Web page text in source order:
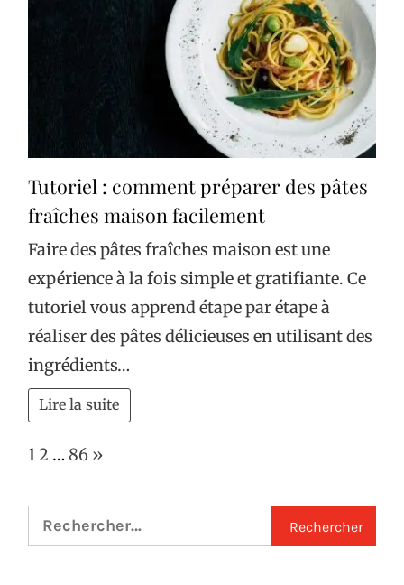
Tutoriel : comment préparer des pâtes
fraîches maison facilement
Faire des pâtes fraîches maison est une
expérience à la fois simple et gratifiante. Ce
tutoriel vous apprend étape par étape à
réaliser des pâtes délicieuses en utilisant des
ingrédients…
Lire la suite
Page:
1 2 … 86 Next
»
Rechercher :